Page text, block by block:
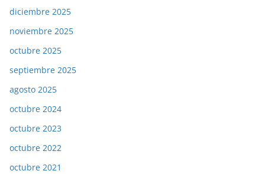
diciembre 2025
noviembre 2025
octubre 2025
septiembre 2025
agosto 2025
octubre 2024
octubre 2023
octubre 2022
octubre 2021